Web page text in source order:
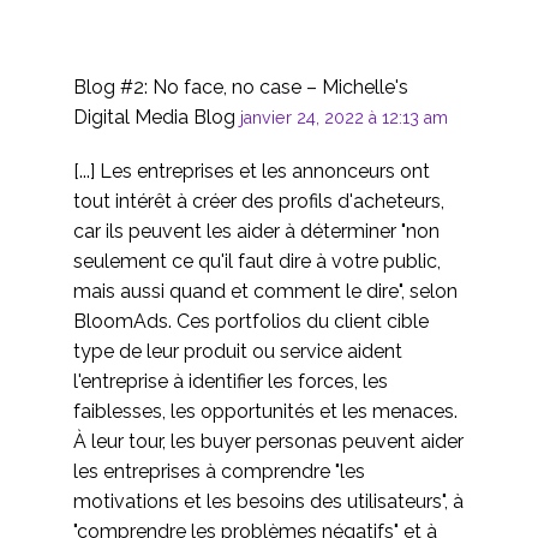
parties prenantes
3
06 mars 2019
courantes sur la
recherche sur les
utilisateurs
4
16 Jan 2019
Service de
développement
Persona
3
08 Juin 2016
Comment mener une
analyse cognitive
(Cognitive
Walkthrough)
3
04 Avr 2018
La RV dans la
recherche sur les
utilisateurs
3
09 Jan 2019
Groupes de discussion
Blog #2: No face, no case – Michelle's
Digital Media Blog janvier 24, 2022 à 12:13 am
[...] Les entreprises et les annonceurs ont
tout intérêt à créer des profils d'acheteurs,
car ils peuvent les aider à déterminer "non
seulement ce qu'il faut dire à votre public,
mais aussi quand et comment le dire", selon
BloomAds. Ces portfolios du client cible
type de leur produit ou service aident
l'entreprise à identifier les forces, les
faiblesses, les opportunités et les menaces.
À leur tour, les buyer personas peuvent aider
les entreprises à comprendre "les
motivations et les besoins des utilisateurs", à
"comprendre les problèmes négatifs" et à